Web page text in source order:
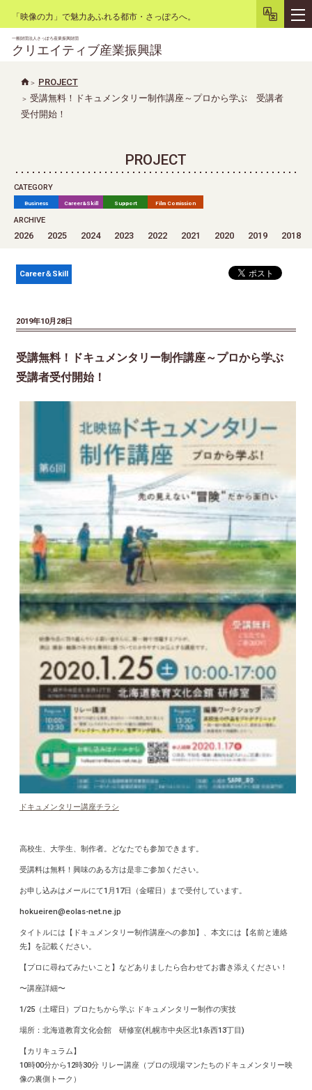
「映像の力」で魅力あふれる都市・さっぽろへ。
一般財団法人さっぽろ産業振興財団
クリエイティブ産業振興課
文字サイズ
PROJECT
受講無料！ドキュメンタリー制作講座～プロから学ぶ 受講者
受付開始！
PROJECT
CATEGORY
Business Career&Skill Support Film Comission
ARCHIVE
2026 2025 2024 2023 2022 2021 2020 2019 2018
Career＆Skill
2019年10月28日
受講無料！ドキュメンタリー制作講座～プロから学ぶ
受講者受付開始！
ドキュメンタリー講座チラシ
高校生、大学生、制作者。どなたでも参加できます。
受講料は無料！興味のある方は是非ご参加ください。
お申し込みはメールにて1月17日（金曜日）まで受付しています。
hokueiren@eolas-net.ne.jp
タイトルには【ドキュメンタリー制作講座への参加】、本文には【名前と連絡
先】を記載ください。
【プロに尋ねてみたいこと】などありましたら合わせてお書き添えください！
〜講座詳細〜
1/25（土曜日）プロたちから学ぶ ドキュメンタリー制作の実技
場所：北海道教育文化会館 研修室(札幌市中央区北1条西13丁目)
【カリキュラム】
10時00分から12時30分 リレー講座（プロの現場マンたちのドキュメンタリー映
像の裏側トーク）